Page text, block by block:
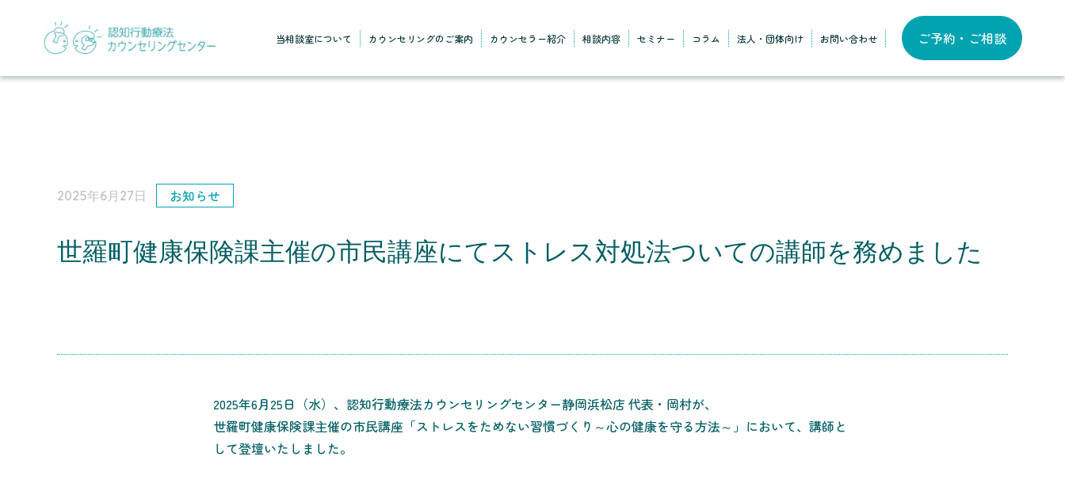
当相談室について カウンセリングのご案内 カウンセラー紹介 相談内容 セミナー コラム 法人・団体向け お問い合わせ ご予約・ご相談
2025年6月27日 お知らせ
世羅町健康保険課主催の市民講座にてストレス対処法ついての講師を務めました
2025年6月25日（水）、認知行動療法カウンセリングセンター静岡浜松店 代表・岡村が、
世羅町健康保険課主催の市民講座「ストレスをためない習慣づくり～心の健康を守る方法～」において、講師と
して登壇いたしました。